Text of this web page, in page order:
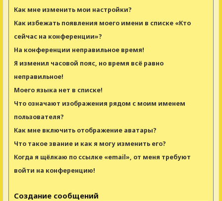
Как мне изменить мои настройки?
Как избежать появления моего имени в списке «Кто
сейчас на конференции»?
На конференции неправильное время!
Я изменил часовой пояс, но время всё равно
неправильное!
Моего языка нет в списке!
Что означают изображения рядом с моим именем
пользователя?
Как мне включить отображение аватары?
Что такое звание и как я могу изменить его?
Когда я щёлкаю по ссылке «email», от меня требуют
войти на конференцию!
Создание сообщений